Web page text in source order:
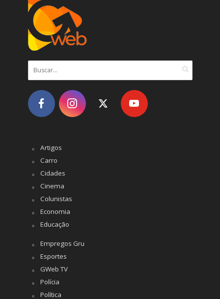
Artigos
Carro
Cidades
Cinema
Colunistas
Economia
Educação
Empregos Gru
Esportes
GWeb TV
Polícia
Política